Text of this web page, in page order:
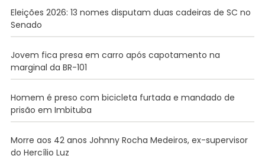
Eleições 2026: 13 nomes disputam duas cadeiras de SC no
Senado
Jovem fica presa em carro após capotamento na
marginal da BR-101
Homem é preso com bicicleta furtada e mandado de
prisão em Imbituba
Morre aos 42 anos Johnny Rocha Medeiros, ex-supervisor
do Hercílio Luz